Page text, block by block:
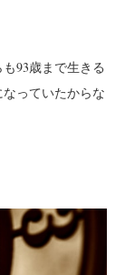
93歳まで生きる
なっていたからな